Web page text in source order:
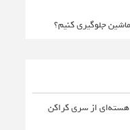
جلوگیری کنیم؟
پردازنده معرفی‌نشده 6 هسته‌ای از سری کراکن